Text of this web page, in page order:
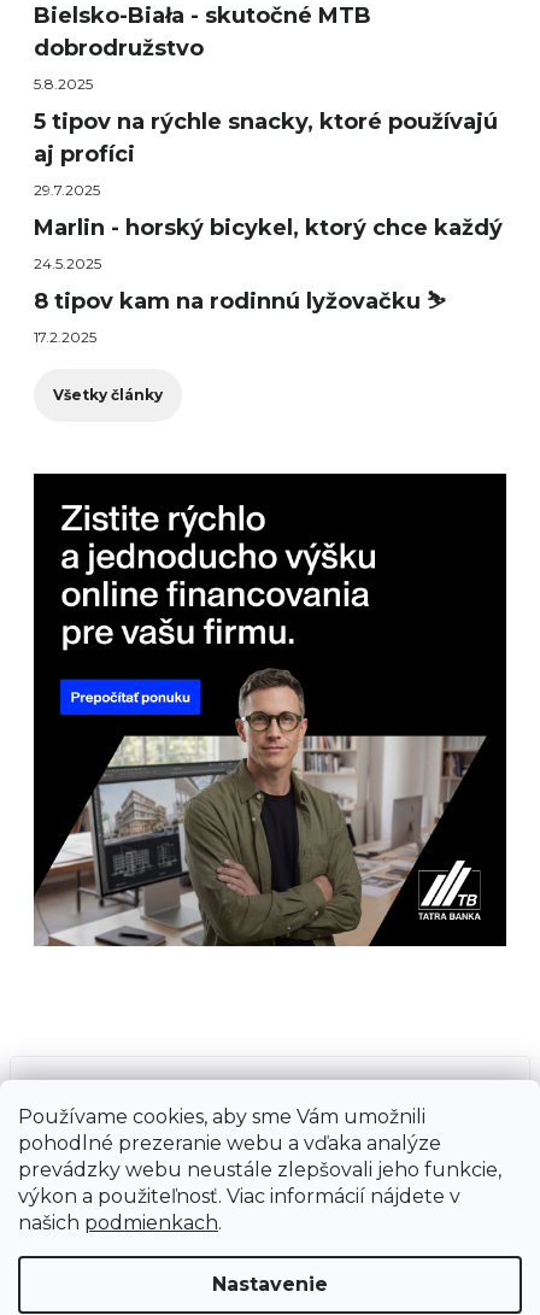
Používame cookies, aby sme Vám umožnili
pohodlné prezeranie webu a vďaka analýze
prevádzky webu neustále zlepšovali jeho funkcie,
výkon a použiteľnosť. Viac informácií nájdete v
našich podmienkach.
Nastavenie
Bielsko-Biała - skutočné MTB
dobrodružstvo
5.8.2025
5 tipov na rýchle snacky, ktoré používajú
aj profíci
29.7.2025
Marlin - horský bicykel, ktorý chce každý
24.5.2025
8 tipov kam na rodinnú lyžovačku ⛷️
17.2.2025
Všetky články
Ground Cycling Store
práva vyhradené.